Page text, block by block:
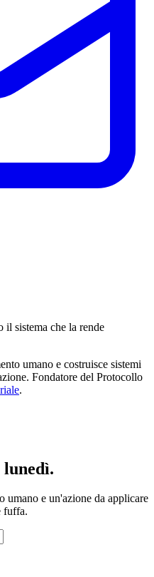
il sistema che la rende
umano e costruisce sistemi
Fondatore del Protocollo
.
lunedì.
umano e un'azione da applicare
fuffa.